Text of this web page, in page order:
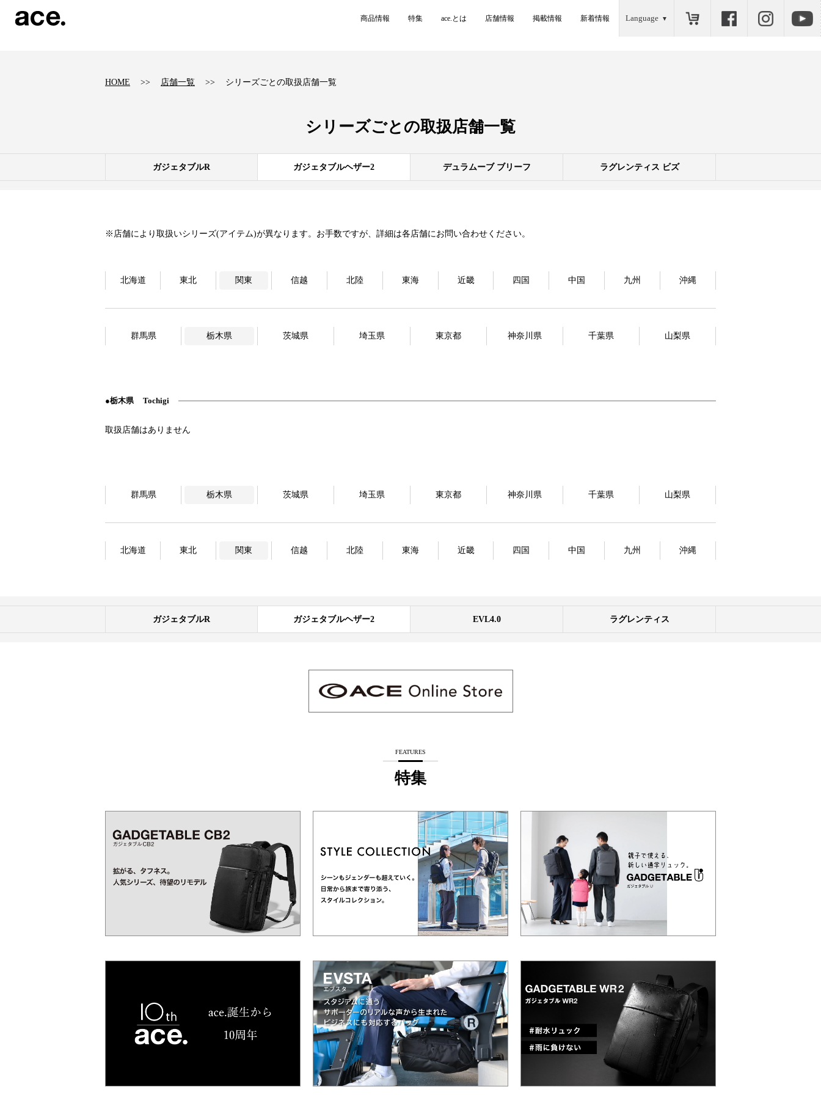
商品情報 特集 ace.とは 店舗情報 掲載情報 新着情報 Language
HOME 店舗一覧 シリーズごとの取扱店舗一覧
シリーズごとの取扱店舗一覧
ガジェタブルR ガジェタブルヘザー2 デュラムーブ ブリーフ ラグレンティス ビズ
※店舗により取扱いシリーズ(アイテム)が異なります。お手数ですが、詳細は各店舗にお問い合わせください。
北海道 東北 関東 信越 北陸 東海 近畿 四国 中国 九州 沖縄
群馬県 栃木県 茨城県 埼玉県 東京都 神奈川県 千葉県 山梨県
栃木県 Tochigi
群馬県 栃木県 茨城県 埼玉県 東京都 神奈川県 千葉県 山梨県
北海道 東北 関東 信越 北陸 東海 近畿 四国 中国 九州 沖縄
ガジェタブルR ガジェタブルヘザー2 EVL4.0 ラグレンティス
FEATURES
特集